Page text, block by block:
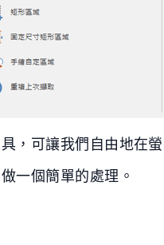
，可讓我們自由地在
一個簡單的處理。